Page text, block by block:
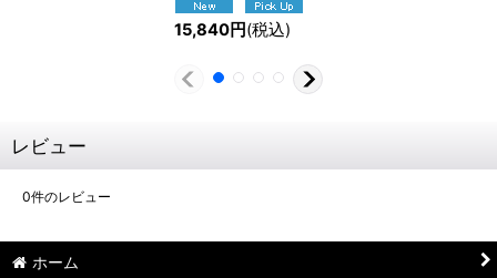
15,840円(税込)
レビュー
0件のレビュー
ホーム